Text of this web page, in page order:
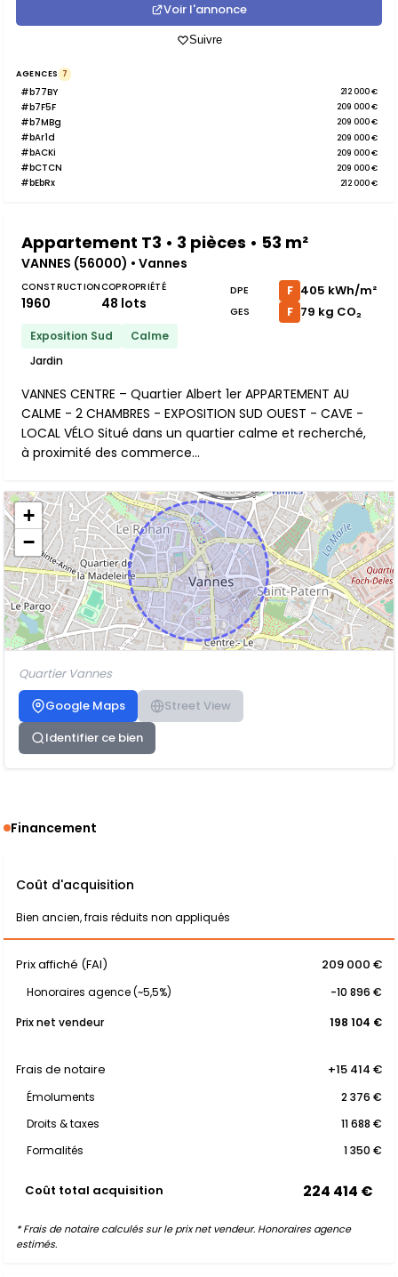
Voir l'annonce
Suivre
AGENCES 7
#b77BY 212 000 €
#b7F5F 209 000 €
#b7MBg 209 000 €
#bAr1d 209 000 €
#bACKi 209 000 €
#bCTCN 209 000 €
#bEbRx 212 000 €
Appartement T3 • 3 pièces • 53 m²
VANNES (56000) • Vannes
CONSTRUCTION
1960
COPROPRIÉTÉ
48 lots
Exposition Sud
Calme
Jardin
DPE F 405 kWh/m²
GES F 79 kg CO₂
VANNES CENTRE – Quartier Albert 1er APPARTEMENT AU
CALME - 2 CHAMBRES - EXPOSITION SUD OUEST - CAVE -
LOCAL VÉLO Situé dans un quartier calme et recherché,
à proximité des commerce...
+
−
Quartier Vannes
Google Maps
Street View
Identifier ce bien
Financement
Coût d'acquisition
Bien ancien, frais réduits non appliqués
Prix affiché (FAI) 209 000 €
Honoraires agence (~5,5%)
-10 896 €
Prix net vendeur
198 104 €
Frais de notaire +15 414 €
Émoluments
2 376 €
Droits & taxes
11 688 €
Formalités
1 350 €
Coût total acquisition 224 414 €
* Frais de notaire calculés sur le prix net vendeur. Honoraires agence
estimés.